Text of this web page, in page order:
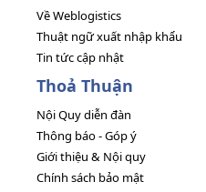
Về Weblogistics
Thuật ngữ xuất nhập khẩu
Tin tức cập nhật
Thoả Thuận
Nội Quy diễn đàn
Thông báo - Góp ý
Giới thiệu & Nội quy
Chính sách bảo mật